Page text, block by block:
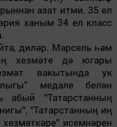
азат итми. 35 ел
ханым 34 ел класс
диләр. Марсель һәм
хезмәте дә югары
вакытында ук
медале белән
абый “Татарстанның
“Татарстанның иң
исемнәрен